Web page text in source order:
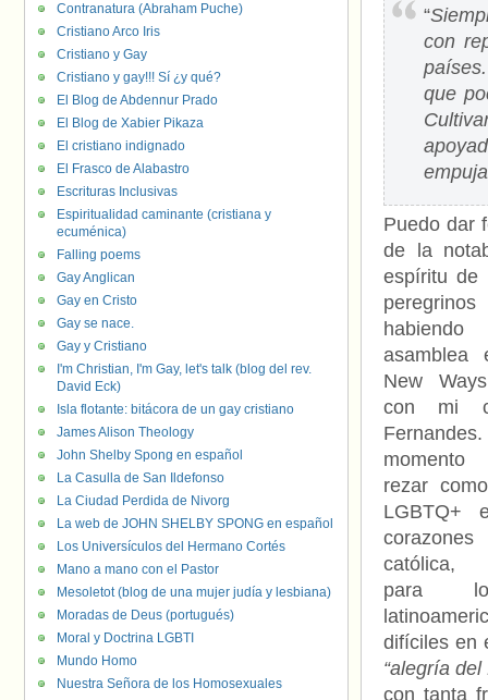
“
con
que
Puedo dar
de la
espíritu de
asamblea
New
con mi
momento
rezar
LGBTQ+
católica,
para
difíciles en
“alegría del
con tanta
Contranatura (Abraham Puche)
Cristiano Arco Iris
Cristiano y Gay
Cristiano y gay!!! Sí ¿y qué?
El Blog de Abdennur Prado
El Blog de Xabier Pikaza
El cristiano indignado
El Frasco de Alabastro
Escrituras Inclusivas
Espiritualidad caminante (cristiana y
ecuménica)
Falling poems
Gay Anglican
Gay en Cristo
Gay se nace.
Gay y Cristiano
I'm Christian, I'm Gay, let's talk (blog del rev.
David Eck)
Isla flotante: bitácora de un gay cristiano
James Alison Theology
John Shelby Spong en español
La Casulla de San Ildefonso
La Ciudad Perdida de Nivorg
La web de JOHN SHELBY SPONG en español
Los Universículos del Hermano Cortés
Mano a mano con el Pastor
Mesoletot (blog de una mujer judía y lesbiana)
Moradas de Deus (portugués)
Moral y Doctrina LGBTI
Mundo Homo
Nuestra Señora de los Homosexuales